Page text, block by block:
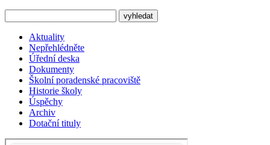
Aktuality
Nepřehlédněte
Úřední deska
Dokumenty
Školní poradenské pracoviště
Historie školy
Úspěchy
Archiv
Dotační tituly